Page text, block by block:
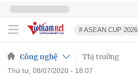
# ASEAN CUP 2026
Công nghệ Thị trường
thứ tư, 08/07/2020 - 18:07